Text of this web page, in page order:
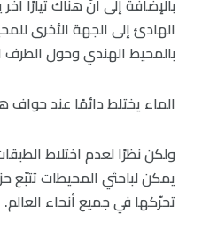
الهادئ إلى الجهة الأخرى
بالمحيط الهندي وحول الطرف
الماء يختلط دائمًا عند حواف
ولكن نظرًا لعدم اختلاط
يمكن لباحثي المحيطات تتبّع
تحرّكها في جميع أنحاء العالم.